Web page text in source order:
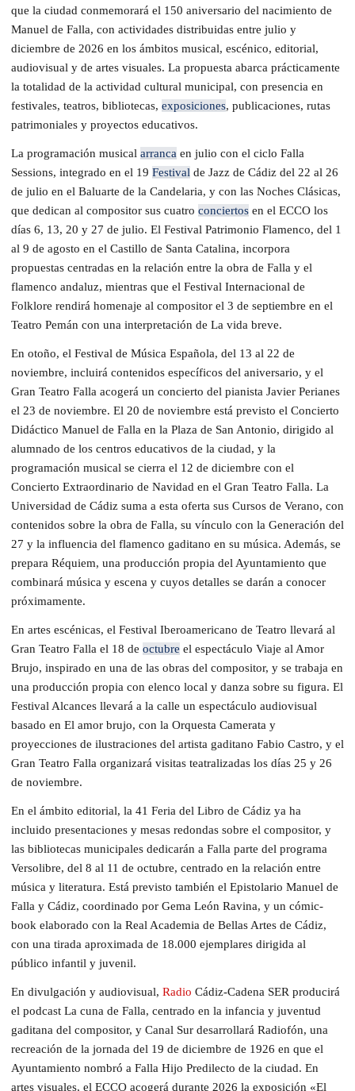
que la ciudad conmemorará el 150 aniversario del nacimiento de
Manuel de Falla, con actividades distribuidas entre julio y
diciembre de 2026 en los ámbitos musical, escénico, editorial,
audiovisual y de artes visuales. La propuesta abarca prácticamente
la totalidad de la actividad cultural municipal, con presencia en
festivales, teatros, bibliotecas, exposiciones, publicaciones, rutas
patrimoniales y proyectos educativos.
La programación musical arranca en julio con el ciclo Falla
Sessions, integrado en el 19 Festival de Jazz de Cádiz del 22 al 26
de julio en el Baluarte de la Candelaria, y con las Noches Clásicas,
que dedican al compositor sus cuatro conciertos en el ECCO los
días 6, 13, 20 y 27 de julio. El Festival Patrimonio Flamenco, del 1
al 9 de agosto en el Castillo de Santa Catalina, incorpora
propuestas centradas en la relación entre la obra de Falla y el
flamenco andaluz, mientras que el Festival Internacional de
Folklore rendirá homenaje al compositor el 3 de septiembre en el
Teatro Pemán con una interpretación de La vida breve.
En otoño, el Festival de Música Española, del 13 al 22 de
noviembre, incluirá contenidos específicos del aniversario, y el
Gran Teatro Falla acogerá un concierto del pianista Javier Perianes
el 23 de noviembre. El 20 de noviembre está previsto el Concierto
Didáctico Manuel de Falla en la Plaza de San Antonio, dirigido al
alumnado de los centros educativos de la ciudad, y la
programación musical se cierra el 12 de diciembre con el
Concierto Extraordinario de Navidad en el Gran Teatro Falla. La
Universidad de Cádiz suma a esta oferta sus Cursos de Verano, con
contenidos sobre la obra de Falla, su vínculo con la Generación del
27 y la influencia del flamenco gaditano en su música. Además, se
prepara Réquiem, una producción propia del Ayuntamiento que
combinará música y escena y cuyos detalles se darán a conocer
próximamente.
En artes escénicas, el Festival Iberoamericano de Teatro llevará al
Gran Teatro Falla el 18 de octubre el espectáculo Viaje al Amor
Brujo, inspirado en una de las obras del compositor, y se trabaja en
una producción propia con elenco local y danza sobre su figura. El
Festival Alcances llevará a la calle un espectáculo audiovisual
basado en El amor brujo, con la Orquesta Camerata y
proyecciones de ilustraciones del artista gaditano Fabio Castro, y el
Gran Teatro Falla organizará visitas teatralizadas los días 25 y 26
de noviembre.
En el ámbito editorial, la 41 Feria del Libro de Cádiz ya ha
incluido presentaciones y mesas redondas sobre el compositor, y
las bibliotecas municipales dedicarán a Falla parte del programa
Versolibre, del 8 al 11 de octubre, centrado en la relación entre
música y literatura. Está previsto también el Epistolario Manuel de
Falla y Cádiz, coordinado por Gema León Ravina, y un cómic-
book elaborado con la Real Academia de Bellas Artes de Cádiz,
con una tirada aproximada de 18.000 ejemplares dirigida al
público infantil y juvenil.
En divulgación y audiovisual, Radio Cádiz-Cadena SER producirá
el podcast La cuna de Falla, centrado en la infancia y juventud
gaditana del compositor, y Canal Sur desarrollará Radiofón, una
recreación de la jornada del 19 de diciembre de 1926 en que el
Ayuntamiento nombró a Falla Hijo Predilecto de la ciudad. En
artes visuales, el ECCO acogerá durante 2026 la exposición «El